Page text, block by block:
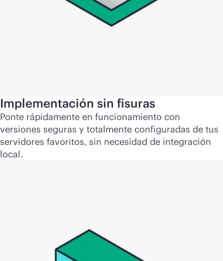
Implementación sin fisuras
Ponte rápidamente en funcionamiento con
versiones seguras y totalmente configuradas de tus
servidores favoritos, sin necesidad de integración
local.